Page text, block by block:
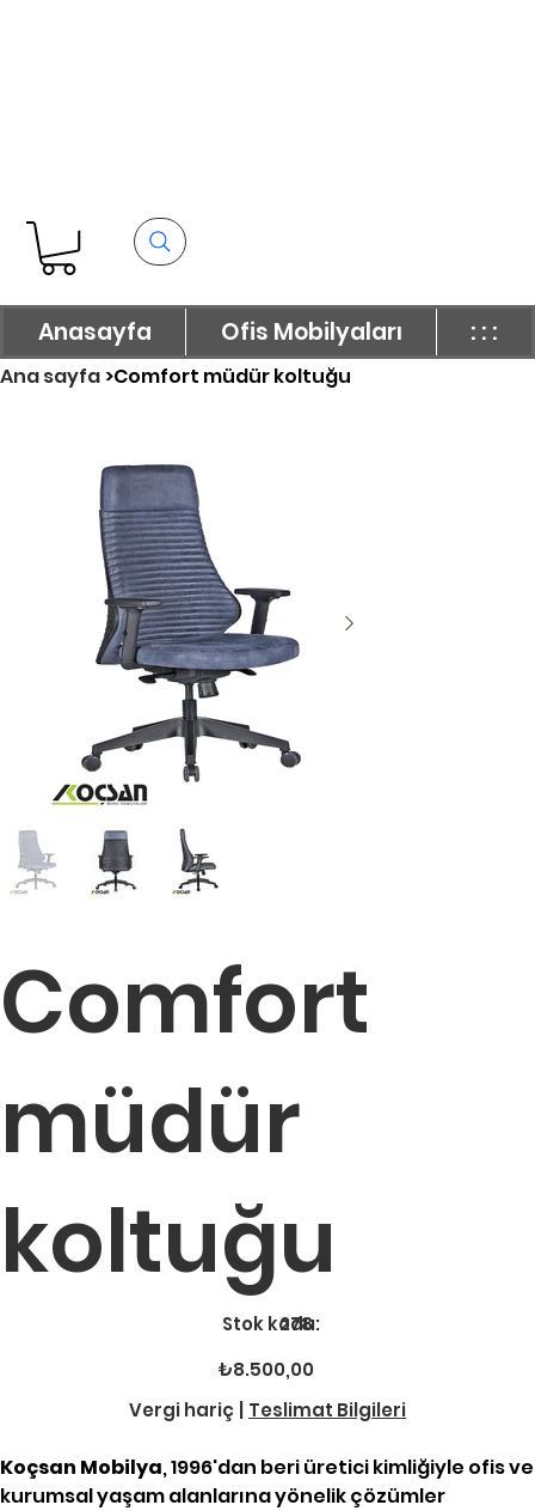
Anasayfa Ofis Mobilyaları : : :
Ana sayfa>Comfort müdür koltuğu
Comfort
müdür
koltuğu
Stok kodu:
Stok
kodu:
278
Fiyat
₺8.500,00
Vergi hariç
Teslimat Bilgileri
Koçsan Mobilya, 1996'dan beri üretici kimliğiyle ofis ve
kurumsal yaşam alanlarına yönelik çözümler